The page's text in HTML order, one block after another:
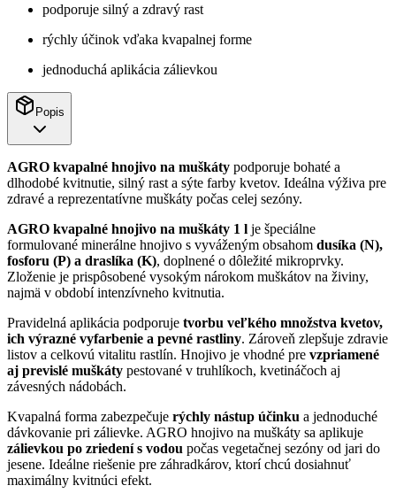
podporuje silný a zdravý rast
rýchly účinok vďaka kvapalnej forme
jednoduchá aplikácia zálievkou
Popis
AGRO kvapalné hnojivo na muškáty podporuje bohaté a
dlhodobé kvitnutie, silný rast a sýte farby kvetov. Ideálna výživa pre
zdravé a reprezentatívne muškáty počas celej sezóny.
AGRO kvapalné hnojivo na muškáty 1 l je špeciálne
formulované minerálne hnojivo s vyváženým obsahom dusíka (N),
fosforu (P) a draslíka (K), doplnené o dôležité mikroprvky.
Zloženie je prispôsobené vysokým nárokom muškátov na živiny,
najmä v období intenzívneho kvitnutia.
Pravidelná aplikácia podporuje tvorbu veľkého množstva kvetov,
ich výrazné vyfarbenie a pevné rastliny. Zároveň zlepšuje zdravie
listov a celkovú vitalitu rastlín. Hnojivo je vhodné pre vzpriamené
aj previslé muškáty pestované v truhlíkoch, kvetináčoch aj
závesných nádobách.
Kvapalná forma zabezpečuje rýchly nástup účinku a jednoduché
dávkovanie pri zálievke. AGRO hnojivo na muškáty sa aplikuje
zálievkou po zriedení s vodou počas vegetačnej sezóny od jari do
jesene. Ideálne riešenie pre záhradkárov, ktorí chcú dosiahnuť
maximálny kvitnúci efekt.